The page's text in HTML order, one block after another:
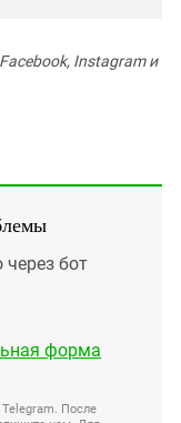
Instagram и
бот
форма
Telegram. После